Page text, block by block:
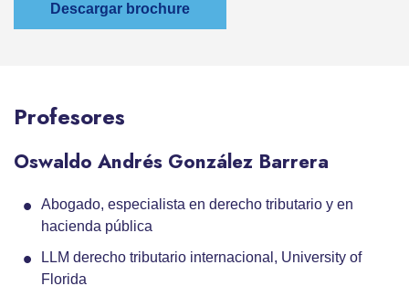
Descargar brochure
Profesores
Oswaldo Andrés González Barrera
Abogado, especialista en derecho tributario y en
hacienda pública
LLM derecho tributario internacional, University of
Florida